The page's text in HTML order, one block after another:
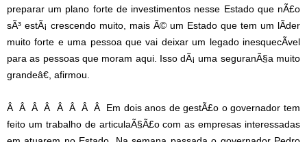
preparar um plano forte de investimentos nesse Estado que nÃ£o
sÃ³ estÃ¡ crescendo muito, mais Ã© um Estado que tem um lÃ­der
muito forte e uma pessoa que vai deixar um legado inesquecÃ­vel
para as pessoas que moram aqui. Isso dÃ¡ uma seguranÃ§a muito
grandeâ€, afirmou.
Â Â Â Â Â Â Â Â Em dois anos de gestÃ£o o governador tem
feito um trabalho de articulaÃ§Ã£o com as empresas interessadas